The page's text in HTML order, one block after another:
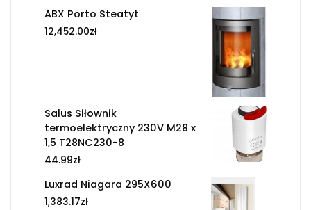
ABX Porto Steatyt
12,452.00zł
Salus Siłownik
termoelektryczny 230V M28 x
1,5 T28NC230-8
44.99zł
Luxrad Niagara 295X600
1,383.17zł